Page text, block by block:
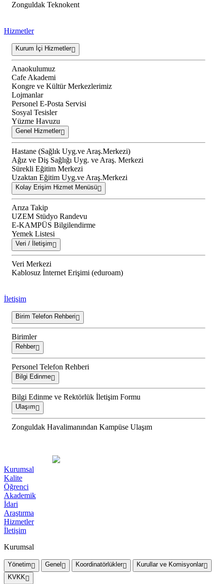
Zonguldak Teknokent
Hizmetler
Kurum İçi Hizmetler
Anaokulumuz
Cafe Akademi
Kongre ve Kültür Merkezlerimiz
Lojmanlar
Personel E-Posta Servisi
Sosyal Tesisler
Yüzme Havuzu
Genel Hizmetler
Hastane (Sağlık Uyg.ve Araş.Merkezi)
Ağız ve Diş Sağlığı Uyg. ve Araş. Merkezi
Sürekli Eğitim Merkezi
Uzaktan Eğitim Uyg.ve Araş.Merkezi
Kolay Erişim Hizmet Menüsü
Arıza Takip
UZEM Stüdyo Randevu
E-KAMPÜS Bilgilendirme
Yemek Listesi
Veri / İletişim
Veri Merkezi
Kablosuz İnternet Erişimi (eduroam)
İletişim
Birim Telefon Rehberi
Birimler
Rehber
Personel Telefon Rehberi
Bilgi Edinme
Bilgi Edinme ve Rektörlük İletişim Formu
Ulaşım
Zonguldak Havalimanından Kampüse Ulaşım
Kurumsal
Kalite
Öğrenci
Akademik
İdari
Araştırma
Hizmetler
İletişim
Kurumsal
Yönetim Genel Koordinatörlükler
Kurullar ve Komisyonlar
KVKK